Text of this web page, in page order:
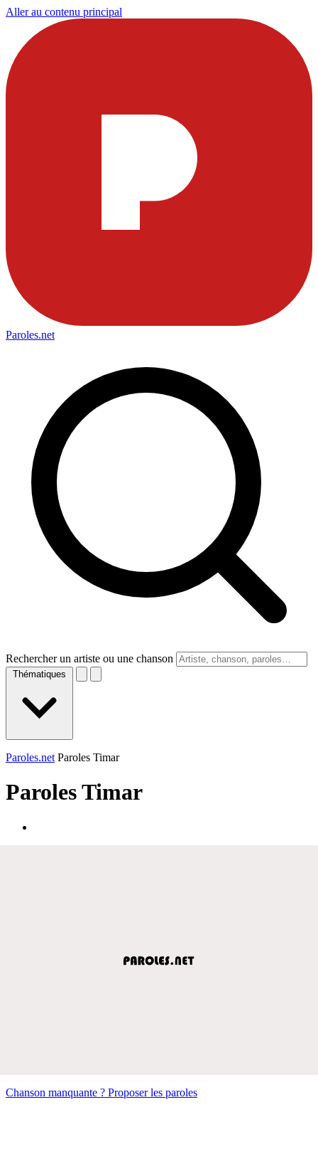
Aller au contenu principal
Paroles.net
Rechercher un artiste ou une chanson
Thématiques
Paroles.net Paroles Timar
ParolesTimar
Chanson manquante ? Proposer les paroles